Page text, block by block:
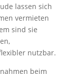
lassen sich
vermieten
sind sie
nutzbar.
beim